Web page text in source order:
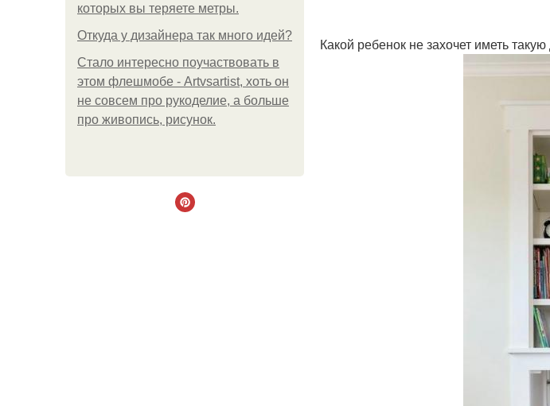
которых вы теряете метры.
Откуда у дизайнера так много идей?
Стало интересно поучаствовать в
этом флешмобе - Artvsartist, хоть он
не совсем про рукоделие, а больше
про живопись, рисунок.
Какой ребенок не захочет иметь такую